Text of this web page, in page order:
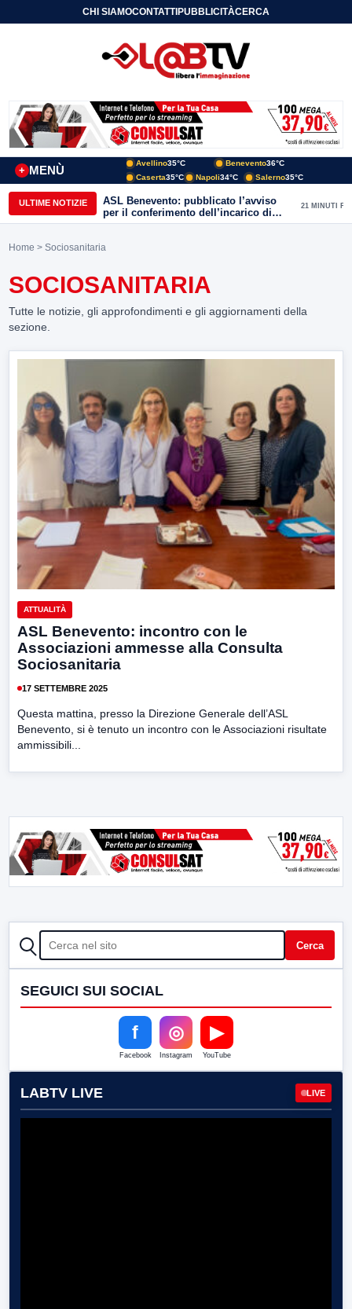
CHI SIAMOCONTATTIPUBBLICITÀCERCA
MENÙ
+
Avellino35°C Benevento36°C
Caserta35°C Napoli34°C Salerno35°C
ULTIME NOTIZIE
ASL Benevento: pubblicato l’avviso
per il conferimento dell’incarico di
Direttore della Unità Operativa
21 MINUTI FA
Home > Sociosanitaria
SOCIOSANITARIA
Tutte le notizie, gli approfondimenti e gli aggiornamenti della
sezione.
ATTUALITÀ
ASL Benevento: incontro con le
Associazioni ammesse alla Consulta
Sociosanitaria
17 SETTEMBRE 2025
Questa mattina, presso la Direzione Generale dell’ASL
Benevento, si è tenuto un incontro con le Associazioni risultate
ammissibili...
CERCA Cerca
SEGUICI SUI SOCIAL
f
Facebook
◎
Instagram
▶
YouTube
LABTV LIVE LIVE